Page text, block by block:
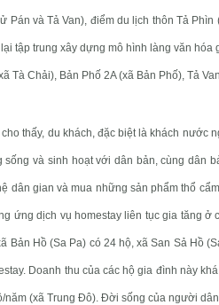
Pán và Tả Van), điểm du lịch thôn Tả
lại tập trung xây dựng mô hình làng văn
Tà Chải), Bản Phố 2A (xã Bản Phố), Tả
thấy, du khách, đặc biệt là khách nước
sống và sinh hoạt với dân bản, cùng dân
dân gian và mua những sản phẩm thổ
ứng dịch vụ homestay liên tục gia tăng ở
Bản Hồ (Sa Pa) có 24 hộ, xã San Sả Hồ
Doanh thu của các hộ gia đình này
năm (xã Trung Đô). Đời sống của người